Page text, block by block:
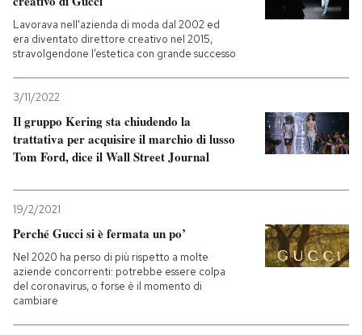
Lavorava nell'azienda di moda dal 2002 ed
era diventato direttore creativo nel 2015,
stravolgendone l’estetica con grande successo
3/11/2022
Il gruppo Kering sta chiudendo la
trattativa per acquisire il marchio di lusso
Tom Ford, dice il Wall Street Journal
19/2/2021
Perché Gucci si è fermata un po’
Nel 2020 ha perso di più rispetto a molte
aziende concorrenti: potrebbe essere colpa
del coronavirus, o forse è il momento di
cambiare